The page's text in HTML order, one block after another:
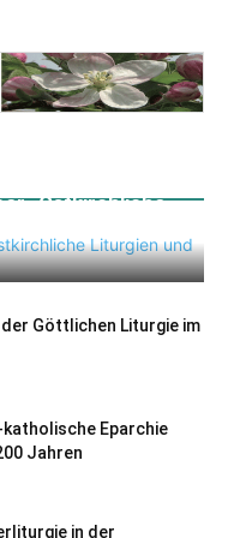
„Ostkirchliche
Göttlichen Liturgie im
Eparchie
Jahren
in der